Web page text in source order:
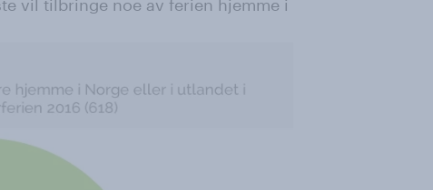
vil tilbringe noe av ferien hjemme i